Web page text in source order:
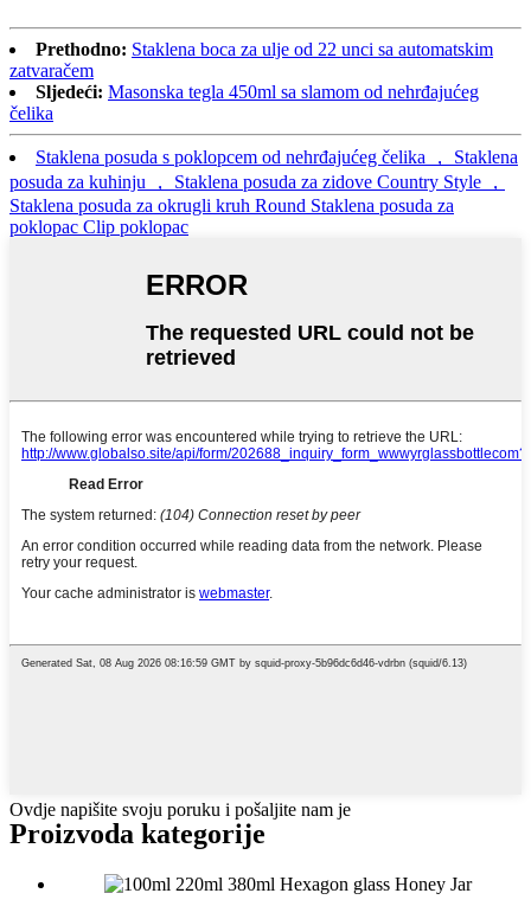
Prethodno: Staklena boca za ulje od 22 unci sa automatskim
zatvaračem
Sljedeći: Masonska tegla 450ml sa slamom od nehrđajućeg
čelika
Staklena posuda s poklopcem od nehrđajućeg čelika ， Staklena
posuda za kuhinju ， Staklena posuda za zidove Country Style ，
Staklena posuda za okrugli kruh Round Staklena posuda za
poklopac Clip poklopac
Ovdje napišite svoju poruku i pošaljite nam je
Proizvoda kategorije